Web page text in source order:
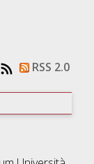
RSS 2.0